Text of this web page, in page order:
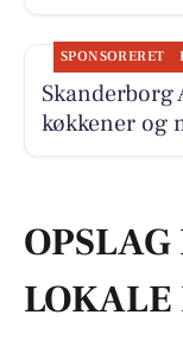
SPONSORERET
køkkener og
OPSLAG
LOKALE